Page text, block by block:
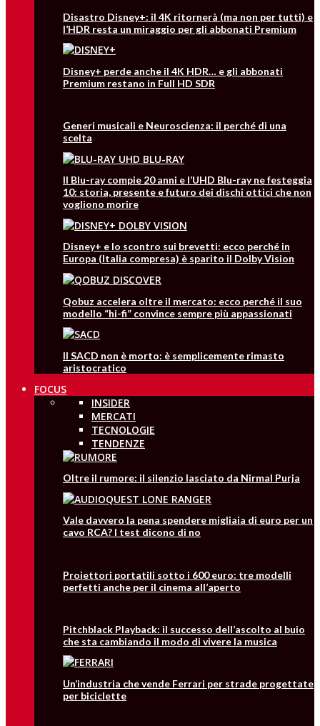
Disastro Disney+: il 4K ritornerà (ma non per tutti) e
l’HDR resta un miraggio per gli abbonati Premium
Disney+ perde anche il 4K HDR… e gli abbonati
Premium restano in Full HD SDR
Generi musicali e Neuroscienza: il perché di una
scelta
Il Blu-ray compie 20 anni e l’UHD Blu-ray ne festeggia
10: storia, presente e futuro dei dischi ottici che non
vogliono morire
Disney+ e lo scontro sui brevetti: ecco perché in
Europa (Italia compresa) è sparito il Dolby Vision
Qobuz accelera oltre il mercato: ecco perché il suo
modello “hi-fi” convince sempre più appassionati
Il SACD non è morto: è semplicemente rimasto
aristocratico
FOCUS
INSIDER
MERCATI
TECNOLOGIE
TENDENZE
Oltre il rumore: il silenzio lasciato da Nirmal Purja
Vale davvero la pena spendere migliaia di euro per un
cavo RCA? I test dicono di no
Proiettori portatili sotto i 600 euro: tre modelli
perfetti anche per il cinema all’aperto
Pitchblack Playback: il successo dell’ascolto al buio
che sta cambiando il modo di vivere la musica
Un’industria che vende Ferrari per strade progettate
per biciclette